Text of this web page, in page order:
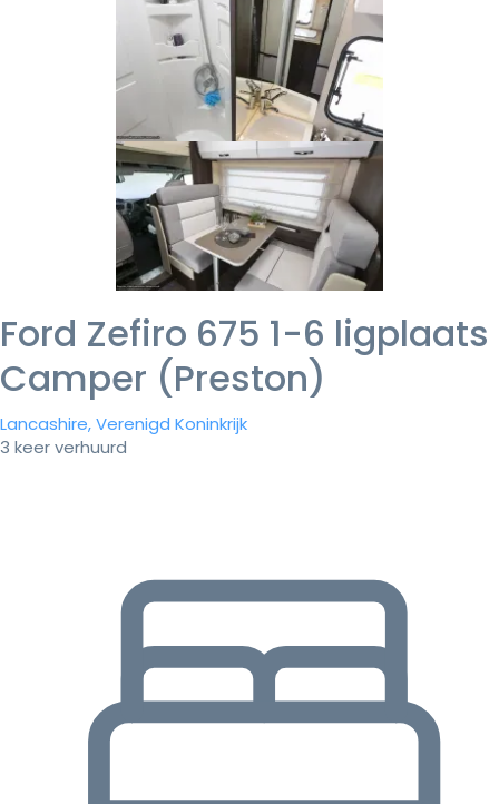
Ford Zefiro 675 1-6 ligplaats
Camper (Preston)
Lancashire, Verenigd Koninkrijk
3 keer verhuurd